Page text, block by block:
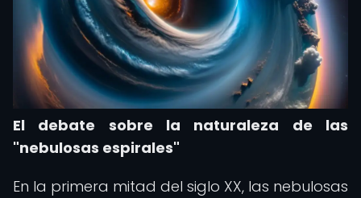
El debate sobre la naturaleza de las
"nebulosas espirales"
En la primera mitad del siglo XX, las nebulosas